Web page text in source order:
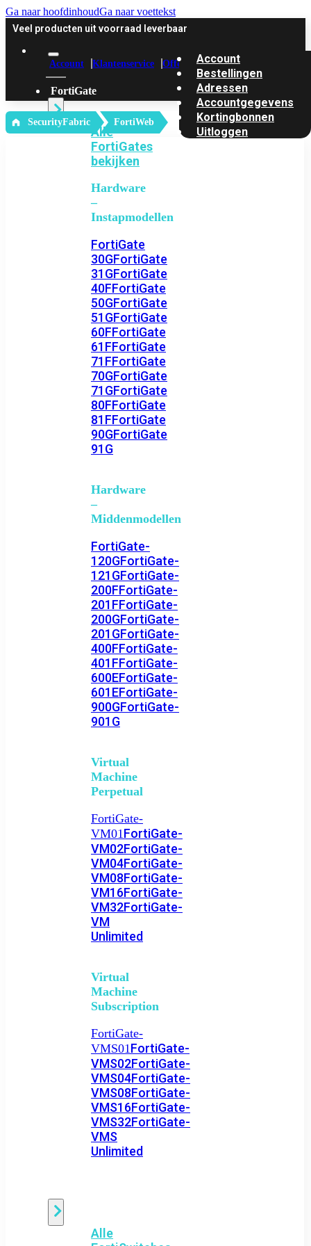
Ga naar hoofdinhoudGa naar voettekst
Veel producten uit voorraad leverbaar
Account Klantenservice Offerte
FortiGate
Alle
FortiGates
bekijken
Hardware
–
Instapmodellen
FortiGate
30GFortiGate
31GFortiGate
40FFortiGate
50GFortiGate
51GFortiGate
60FFortiGate
61FFortiGate
71FFortiGate
70GFortiGate
71GFortiGate
80FFortiGate
81FFortiGate
90GFortiGate
91G
Hardware
–
Middenmodellen
FortiGate-
120GFortiGate-
121GFortiGate-
200FFortiGate-
201FFortiGate-
200GFortiGate-
201GFortiGate-
400FFortiGate-
401FFortiGate-
600EFortiGate-
601EFortiGate-
900GFortiGate-
901G
Virtual
Machine
Perpetual
FortiGate-
VM01FortiGate-
VM02FortiGate-
VM04FortiGate-
VM08FortiGate-
VM16FortiGate-
VM32FortiGate-
VM
Unlimited
Virtual
Machine
Subscription
FortiGate-
VMS01FortiGate-
VMS02FortiGate-
VMS04FortiGate-
VMS08FortiGate-
VMS16FortiGate-
VMS32FortiGate-
VMS
Unlimited
Alle
Account
Bestellingen
Adressen
Accountgegevens
Kortingbonnen
Uitloggen
‎ SecurityFabric FortiWeb